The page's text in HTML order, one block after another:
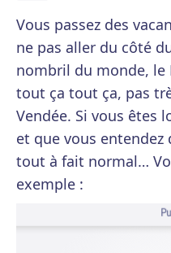
Vous passez des
ne pas aller du côté
nombril du monde, le
tout ça tout ça, pas
Vendée. Si vous êtes
et que vous entendez
tout à fait normal…
exemple :